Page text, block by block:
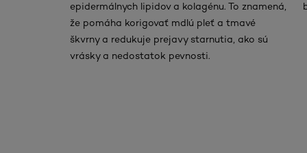
epidermálnych lipidov a kolagénu. To znamená,
že pomáha korigovať mdlú pleť a tmavé
škvrny a redukuje prejavy starnutia, ako sú
vrásky a nedostatok pevnosti.